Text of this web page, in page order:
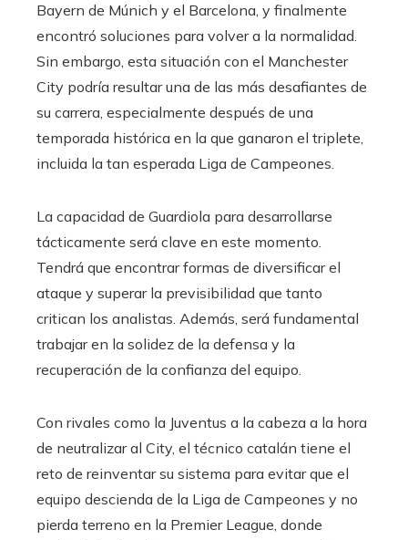
Bayern de Múnich y el Barcelona, ​​y finalmente
encontró soluciones para volver a la normalidad.
Sin embargo, esta situación con el Manchester
City podría resultar una de las más desafiantes de
su carrera, especialmente después de una
temporada histórica en la que ganaron el triplete,
incluida la tan esperada Liga de Campeones.
La capacidad de Guardiola para desarrollarse
tácticamente será clave en este momento.
Tendrá que encontrar formas de diversificar el
ataque y superar la previsibilidad que tanto
critican los analistas. Además, será fundamental
trabajar en la solidez de la defensa y la
recuperación de la confianza del equipo.
Con rivales como la Juventus a la cabeza a la hora
de neutralizar al City, el técnico catalán tiene el
reto de reinventar su sistema para evitar que el
equipo descienda de la Liga de Campeones y no
pierda terreno en la Premier League, donde